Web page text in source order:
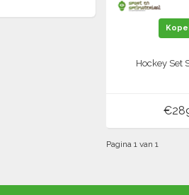
Hockey Set
Pagina 1 van 1